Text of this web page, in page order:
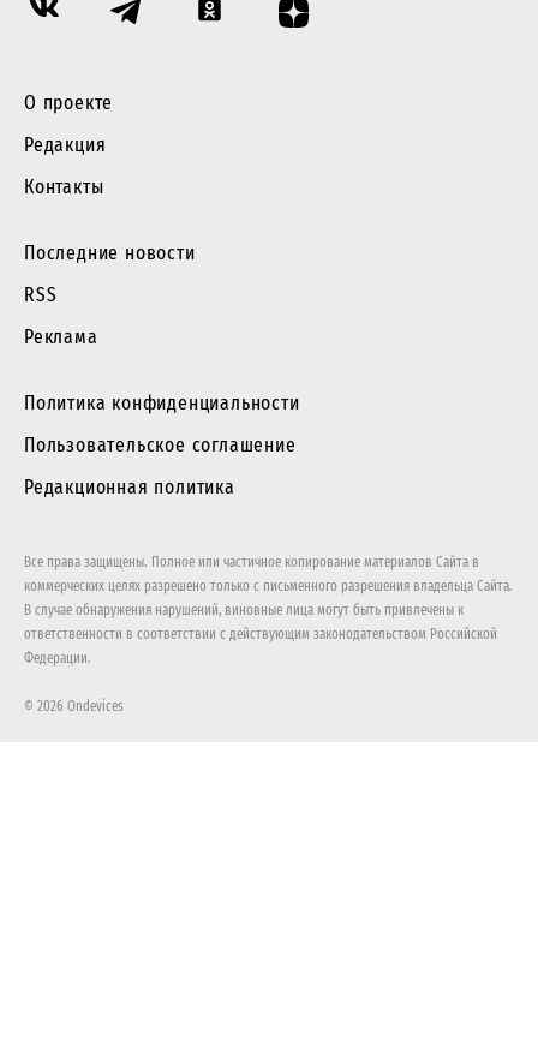
О проекте
Редакция
Контакты
Последние новости
RSS
Реклама
Политика конфиденциальности
Пользовательское соглашение
Редакционная политика
Все права защищены. Полное или частичное копирование материалов Сайта в
коммерческих целях разрешено только с письменного разрешения владельца Сайта.
В случае обнаружения нарушений, виновные лица могут быть привлечены к
ответственности в соответствии с действующим законодательством Российской
Федерации.
© 2026 Ondevices